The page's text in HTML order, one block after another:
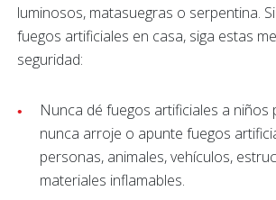
luminosos, matasuegras o serpentina.
fuegos artificiales en casa, siga estas
seguridad:
Nunca dé fuegos artificiales a niños
nunca arroje o apunte fuegos
personas, animales, vehículos,
materiales inflamables.